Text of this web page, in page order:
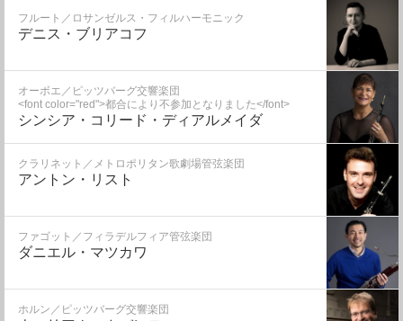
フルート／ロサンゼルス・フィルハーモニック
デニス・ブリアコフ
オーボエ／ピッツバーグ交響楽団
<font color="red">都合により不参加となりました</font>
シンシア・コリード・ディアルメイダ
クラリネット／メトロポリタン歌劇場管弦楽団
アントン・リスト
ファゴット／フィラデルフィア管弦楽団
ダニエル・マツカワ
ホルン／ピッツバーグ交響楽団